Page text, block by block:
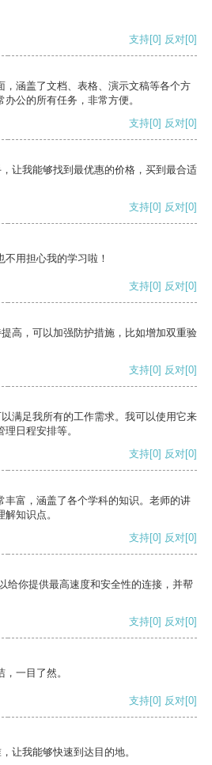
支持[0] 反对[0]
，涵盖了文档、表格、演示文稿等各个方
公的所有任务，非常方便。
支持[0] 反对[0]
让我能够找到最优惠的价格，买到最合适
支持[0] 反对[0]
用担心我的学习啦！
支持[0] 反对[0]
高，可以加强防护措施，比如增加双重验
支持[0] 反对[0]
满足我所有的工作需求。我可以使用它来
日程安排等。
支持[0] 反对[0]
丰富，涵盖了各个学科的知识。老师的讲
知识点。
支持[0] 反对[0]
给你提供最高速度和安全性的连接，并帮
支持[0] 反对[0]
一目了然。
支持[0] 反对[0]
让我能够快速到达目的地。